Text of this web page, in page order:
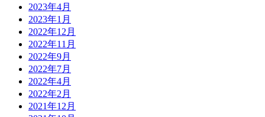
2023年4月
2023年1月
2022年12月
2022年11月
2022年9月
2022年7月
2022年4月
2022年2月
2021年12月